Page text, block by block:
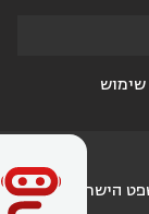
שימוש
הישראלי